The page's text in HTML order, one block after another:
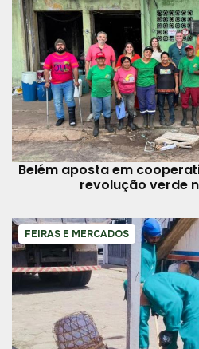
Belém aposta em
revolução verde
FEIRAS E MERCADOS